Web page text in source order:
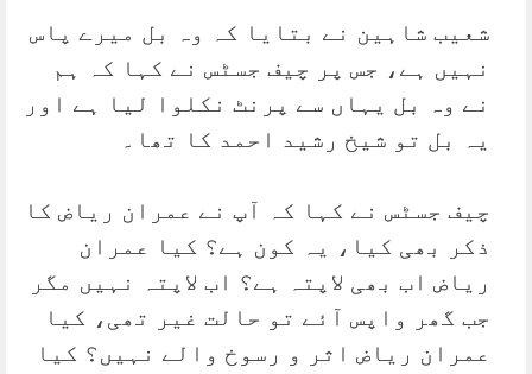
شعیب شاہین نے بتایا کہ وہ بل میرے پاس
نہیں ہے، جس پر چیف جسٹس نے کہا کہ ہم
نے وہ بل یہاں سے پرنٹ نکلوا لیا ہے اور
یہ بل تو شیخ رشید احمد کا تھا۔
چیف جسٹس نے کہا کہ آپ نے عمران ریاض کا
ذکر بھی کیا، یہ کون ہے؟ کیا عمران
ریاض اب بھی لاپتہ ہے؟ اب لاپتہ نہیں مگر
جب گھر واپس آئے تو حالت غیر تھی، کیا
عمران ریاض اثر و رسوخ والے نہیں؟ کیا